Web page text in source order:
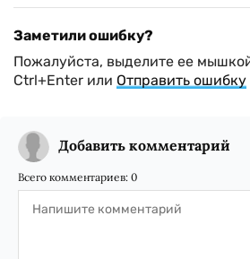
Заметили ошибку?
Пожалуйста, выделите ее
Ctrl+Enter или Отправить ошибку
Добавить комментарий
Всего комментариев: 0